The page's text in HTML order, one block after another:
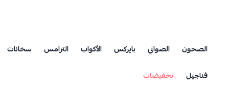
الصحون الصواني بايركس الأكواب الترامس
سخانات
فناجيل
تخفيضات